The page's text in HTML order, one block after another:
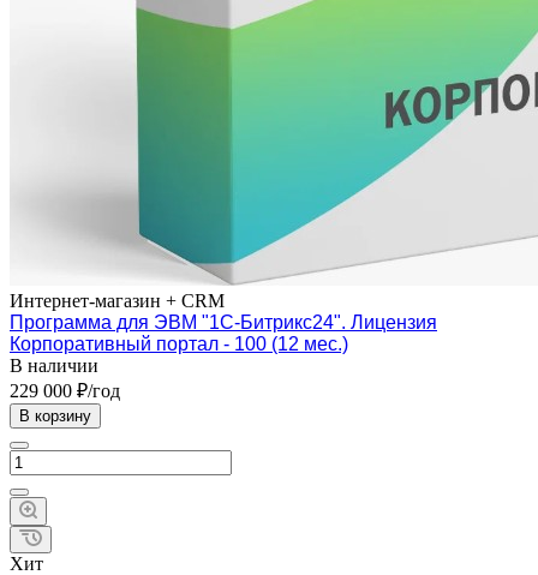
Интернет-магазин + CRM
Программа для ЭВМ "1С-Битрикс24". Лицензия
Корпоративный портал - 100 (12 мес.)
В наличии
229 000 ₽/год
В корзину
Хит